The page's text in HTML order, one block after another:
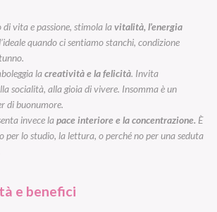
di vita e passione, stimola lavitalità, l’energia
quando ci sentiamo stanchi, condizione
lacreatività e la felicità. Invita
socialità, alla gioia di vivere. Insomma è un
di buonumore.
invece lapace interiore e la concentrazione. È
per lo studio, la lettura, o perché no per una seduta
e benefici